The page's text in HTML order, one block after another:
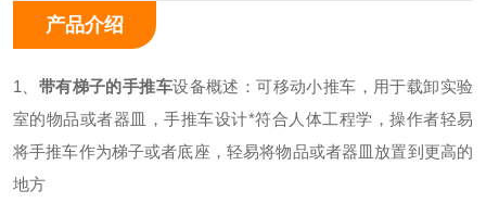
产品介绍
1 带有梯子的手推车设备概述：可移动小推车，用于载卸实验
室的物品或者器皿，手推车设计*符合人体工程学，操作者轻易
将手推车作为梯子或者底座，轻易将物品或者器皿放置到更高的
地方